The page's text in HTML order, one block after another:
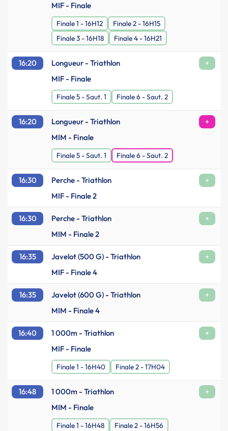
MIF - Finale
Finale 1 - 16H12
Finale 2 - 16H15
Finale 3 - 16H18
Finale 4 - 16H21
16:20 Longueur - Triathlon
+
MIF - Finale
Finale 5 - Saut. 1 Finale 6 - Saut. 2
16:20 Longueur - Triathlon
+
MIM - Finale
Finale 5 - Saut. 1 Finale 6 - Saut. 2
16:30 Perche - Triathlon
+
MIF - Finale 2
16:30 Perche - Triathlon
+
MIM - Finale 2
16:35 Javelot (500 G) - Triathlon
+
MIF - Finale 4
16:35 Javelot (600 G) - Triathlon
+
MIM - Finale 4
16:40 1 000m - Triathlon
+
MIF - Finale
Finale 1 - 16H40 Finale 2 - 17H04
16:48 1 000m - Triathlon
+
MIM - Finale
Finale 1 - 16H48 Finale 2 - 16H56